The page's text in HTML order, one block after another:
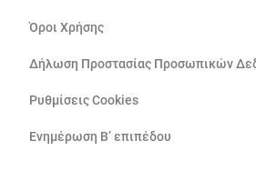
Όροι Χρήσης
Δήλωση Προστασίας Προσωπικών
Ρυθμίσεις Cookies
Ενημέρωση Β’ επιπέδου